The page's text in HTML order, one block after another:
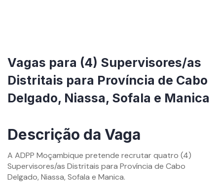
Vagas para (4) Supervisores/as
Distritais para Província de Cabo
Delgado, Niassa, Sofala e Manica
Descrição da Vaga
A ADPP Moçambique pretende recrutar quatro (4)
Supervisores/as Distritais para Província de Cabo
Delgado, Niassa, Sofala e Manica.